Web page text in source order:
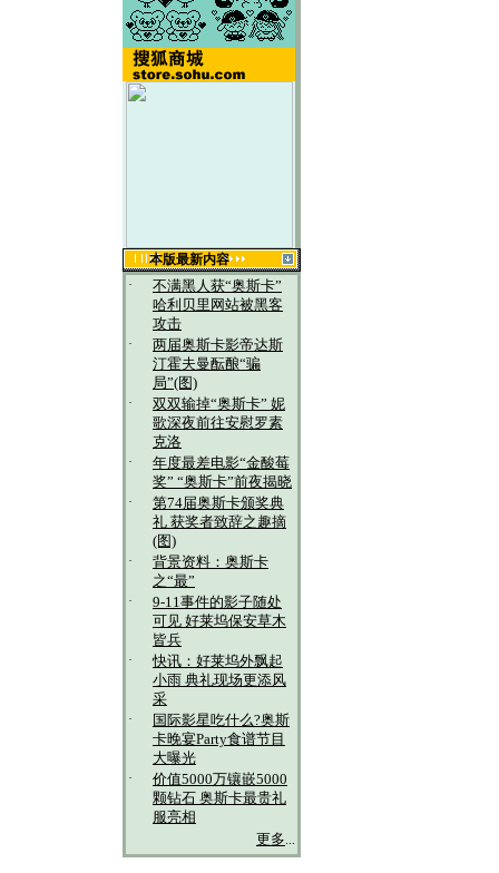
本版最新内容
·
不满黑人获“奥斯卡”
哈利贝里网站被黑客
攻击
·
两届奥斯卡影帝达斯
汀霍夫曼酝酿“骗
局”(图)
·
双双输掉“奥斯卡” 妮
歌深夜前往安慰罗素
克洛
·
年度最差电影“金酸莓
奖” “奥斯卡”前夜揭晓
·
第74届奥斯卡颁奖典
礼 获奖者致辞之趣摘
(图)
·
背景资料：奥斯卡
之“最”
·
9-11事件的影子随处
可见 好莱坞保安草木
皆兵
·
快讯：好莱坞外飘起
小雨 典礼现场更添风
采
·
国际影星吃什么?奥斯
卡晚宴Party食谱节目
大曝光
·
价值5000万镶嵌5000
颗钻石 奥斯卡最贵礼
服亮相
更多...